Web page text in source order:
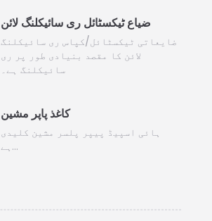
ضیاع ٹیکسٹائل ری سائیکلنگ لائن
ضایعاتی ٹیکسٹائل/کپاس ری سائیکلنگ
لائن کا مقصد بنیادی طور پر ری
سائیکلنگ ہے۔
کاغذ پاپر مشین
ہائی اسپیڈ پیپر پلسر مشین کلیدی
ہے…